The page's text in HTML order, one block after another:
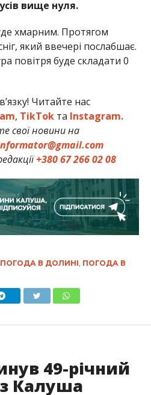
вище нуля.
хмарним. Протягом
який ввечері послабшає.
повітря буде складати 0
Читайте нас
, TikTokта Instagram.
свої новини на
+380 67 266 02 08
ПОГОДА В ДОЛИНІ ПОГОДА В
49-річний
Калуша